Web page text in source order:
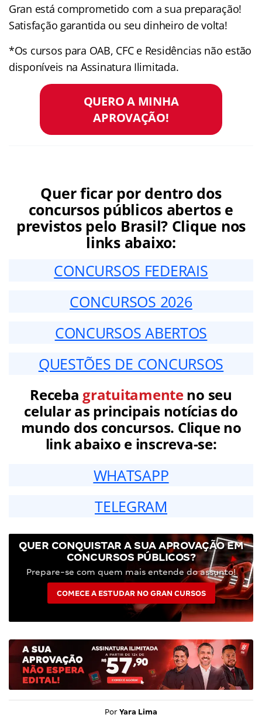
Gran está comprometido com a sua preparação!
Satisfação garantida ou seu dinheiro de volta!
*Os cursos para OAB, CFC e Residências não estão
disponíveis na Assinatura Ilimitada.
QUERO A MINHA
APROVAÇÃO!
Quer ficar por dentro dos
concursos públicos abertos e
previstos pelo Brasil? Clique nos
links abaixo:
CONCURSOS FEDERAIS
CONCURSOS 2026
CONCURSOS ABERTOS
QUESTÕES DE CONCURSOS
Receba gratuitamenteno seu
celular as principais notícias do
mundo dos concursos. Clique no
link abaixo e inscreva-se:
WHATSAPP
TELEGRAM
QUER CONQUISTAR A SUA APROVAÇÃO EM
CONCURSOS PÚBLICOS?
Prepare-se com quem mais entende do assunto!
COMECE A ESTUDAR NO GRAN CURSOS
Por Yara Lima